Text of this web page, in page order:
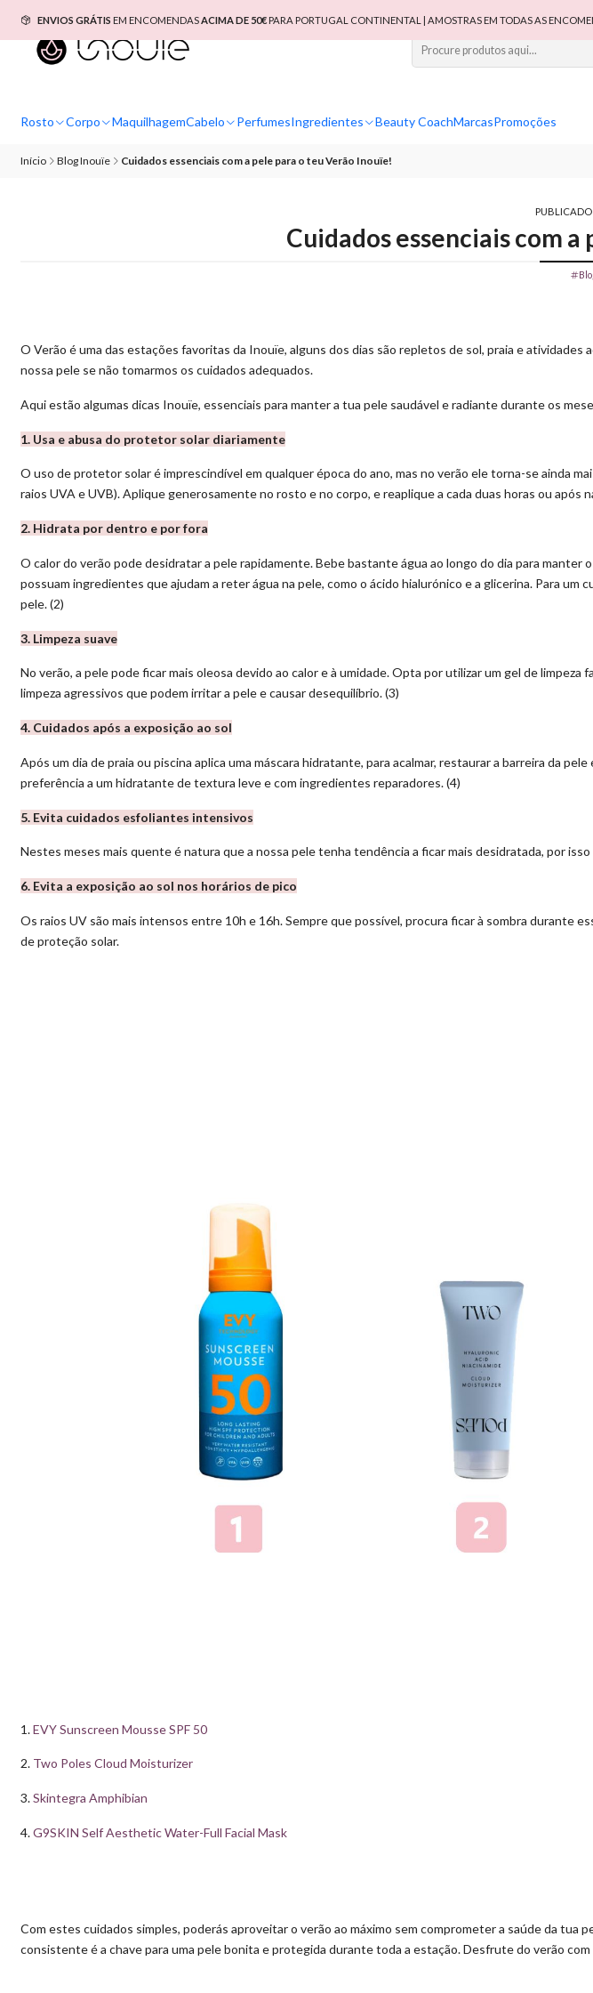
Rosto Corpo MaquilhagemCabelo PerfumesIngredientes Beauty CoachMarcasPromoções
ENVIOS GRÁTIS EM ENCOMENDASACIMA DE 50€PARA PORTUGAL CONTINENTAL | AMOSTRAS EM TODAS AS
Início Blog Inouïe Cuidados essenciais com a pele para o teu Verão Inouïe!
Cuidados essenciais com
O Verão é uma das estações favoritas da Inouïe, alguns dos dias são repletos de sol, praia e
nossa pele se não tomarmos os cuidados adequados.
Aqui estão algumas dicas Inouïe, essenciais para manter a tua pele saudável e radiante durante os
1. Usa e abusa do protetor solar diariamente
O uso de protetor solar é imprescindível em qualquer época do ano, mas no verão ele torna-se ainda
raios UVA e UVB). Aplique generosamente no rosto e no corpo, e reaplique a cada duas horas ou após
2. Hidrata por dentro e por fora
O calor do verão pode desidratar a pele rapidamente. Bebe bastante água ao longo do dia para
possuam ingredientes que ajudam a reter água na pele, como o ácido hialurónico e a glicerina. Para
pele. (2)
3. Limpeza suave
No verão, a pele pode ficar mais oleosa devido ao calor e à umidade. Opta por utilizar um gel de
limpeza agressivos que podem irritar a pele e causar desequilíbrio. (3)
4. Cuidados após a exposição ao sol
Após um dia de praia ou piscina aplica uma máscara hidratante, para acalmar, restaurar a barreira da
preferência a um hidratante de textura leve e com ingredientes reparadores. (4)
5. Evita cuidados esfoliantes intensivos
Nestes meses mais quente é natura que a nossa pele tenha tendência a ficar mais desidratada, por
6. Evita a exposição ao sol nos horários de pico
Os raios UV são mais intensos entre 10h e 16h. Sempre que possível, procura ficar à sombra durante
de proteção solar.
1.EVY Sunscreen Mousse SPF 50
2. Two Poles Cloud Moisturizer
3.Skintegra Amphibian
4.G9SKIN Self Aesthetic Water-Full Facial Mask
Com estes cuidados simples, poderás aproveitar o verão ao máximo sem comprometer a saúde da
consistente é a chave para uma pele bonita e protegida durante toda a estação. Desfrute do verão